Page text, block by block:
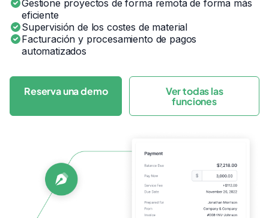
Gestione proyectos de forma remota de forma más
eficiente
Supervisión de los costes de material
Facturación y procesamiento de pagos
automatizados
Reserva una demo
Ver todas las
funciones